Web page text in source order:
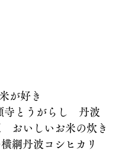
が好き
寺とうがらし　丹波
おいしいお米の炊き
横綱丹波コシヒカリ